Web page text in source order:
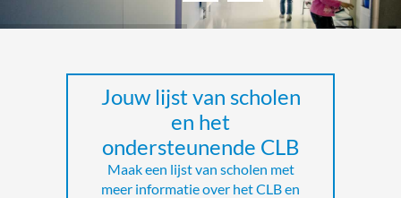
Jouw lijst van scholen
en het
ondersteunende CLB
Maak een lijst van scholen met
meer informatie over het CLB en